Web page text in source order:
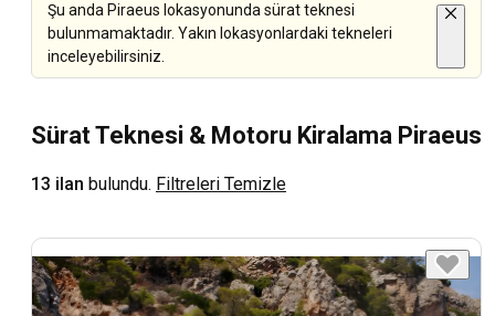
Şu anda Piraeus lokasyonunda sürat teknesi
bulunmamaktadır. Yakın lokasyonlardaki tekneleri
inceleyebilirsiniz.
Sürat Teknesi & Motoru Kiralama Piraeus
13 ilan bulundu. Filtreleri Temizle